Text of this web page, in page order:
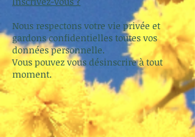
Nous respectons votre vie privée et
gardons confidentielles toutes vos
données personnelle.
Vous pouvez vous désinscrire à tout
moment.